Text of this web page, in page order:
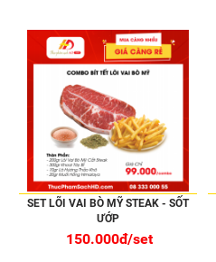
SET LÕI VAI BÒ MỸ STEAK - SỐT
ƯỚP
150.000đ/set